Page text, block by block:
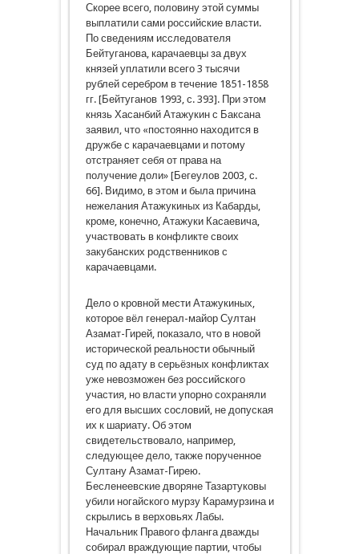
Скорее всего, половину этой суммы
выплатили сами российские власти.
По сведениям исследователя
Бейтуганова, карачаевцы за двух
князей уплатили всего 3 тысячи
рублей серебром в течение 1851-1858
гг. [Бейтуганов 1993, с. 393]. При этом
князь Хасанбий Атажукин с Баксана
заявил, что «по­стоянно находится в
дружбе с карачаевцами и потому
отстраня­ет себя от права на
получение доли» [Бегеулов 2003, с.
66]. Видимо, в этом и была причина
нежелания Атажукиных из Кабарды,
кроме, конечно, Атажуки Касаевича,
участвовать в конфликте своих
закубанских родственников с
карачаевцами.
Дело о кровной мести Атажукиных,
которое вёл генерал-майор Султан
Азамат-Гирей, показало, что в новой
исторической реальности обычный
суд по адату в серьёзных конфликтах
уже невозможен без российского
участия, но власти упорно сохраняли
его для высших сословий, не допуская
их к шариату. Об этом
свидетельствовало, например,
следующее дело, также порученное
Султану Азамат-Гирею.
Бесленеевские дворяне Тазартуковы
убили ногайского мурзу Карамурзина и
скрылись в верховьях Лабы.
Начальник Правого фланга дважды
собирал враждующие партии, чтобы